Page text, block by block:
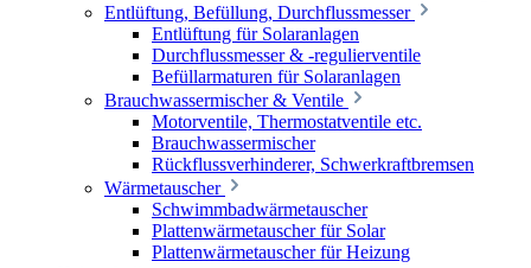
Entlüftung, Befüllung, Durchflussmesser
Entlüftung für Solaranlagen
Durchflussmesser & -regulierventile
Befüllarmaturen für Solaranlagen
Brauchwassermischer & Ventile
Motorventile, Thermostatventile etc.
Brauchwassermischer
Rückflussverhinderer, Schwerkraftbremsen
Wärmetauscher
Schwimmbadwärmetauscher
Plattenwärmetauscher für Solar
Plattenwärmetauscher für Heizung